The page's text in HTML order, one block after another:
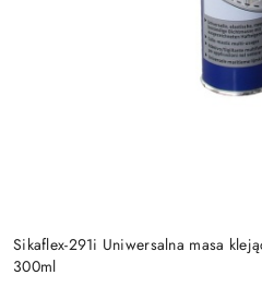
Sikaflex-291i Uniwersalna masa
300ml